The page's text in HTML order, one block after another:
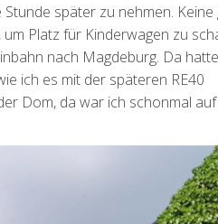
später zu nehmen. Keine
Platz für Kinderwagen zu
nach Magdeburg. Da
ich es mit der späteren RE40
Dom, da war ich schonmal